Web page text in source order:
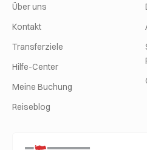
Über uns
Kontakt
Transferziele
Hilfe-Center
Meine Buchung
Reiseblog